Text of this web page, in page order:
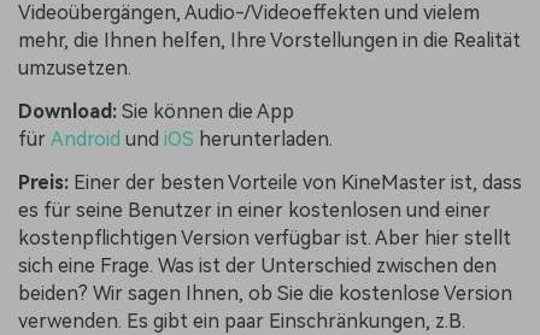
Videoübergängen, Audio-/Videoeffekten und vielem
mehr, die Ihnen helfen, Ihre Vorstellungen in die Realität
umzusetzen.
Download: Sie können die App
für Android und iOS herunterladen.
Preis: Einer der besten Vorteile von KineMaster ist, dass
es für seine Benutzer in einer kostenlosen und einer
kostenpflichtigen Version verfügbar ist. Aber hier stellt
sich eine Frage. Was ist der Unterschied zwischen den
beiden? Wir sagen Ihnen, ob Sie die kostenlose Version
verwenden. Es gibt ein paar Einschränkungen, z.B.